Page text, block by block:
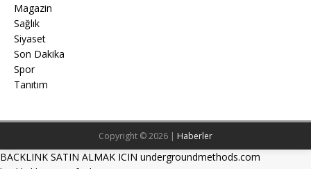
Magazin
Sağlık
Siyaset
Son Dakika
Spor
Tanıtım
Copyright © 2026 | Haberler
BACKLINK SATIN ALMAK ICIN undergroundmethods.com